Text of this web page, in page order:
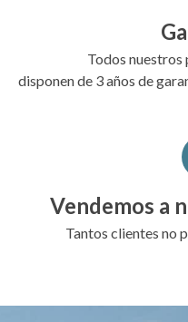
Todos
disponen de 3 años de
Vendemos a
Tantos clientes no